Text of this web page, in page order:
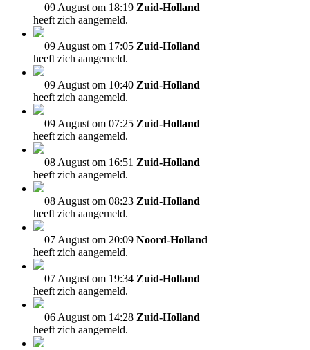
09 August om 18:19 Zuid-Holland
heeft zich aangemeld.
09 August om 17:05 Zuid-Holland
heeft zich aangemeld.
09 August om 10:40 Zuid-Holland
heeft zich aangemeld.
09 August om 07:25 Zuid-Holland
heeft zich aangemeld.
08 August om 16:51 Zuid-Holland
heeft zich aangemeld.
08 August om 08:23 Zuid-Holland
heeft zich aangemeld.
07 August om 20:09 Noord-Holland
heeft zich aangemeld.
07 August om 19:34 Zuid-Holland
heeft zich aangemeld.
06 August om 14:28 Zuid-Holland
heeft zich aangemeld.